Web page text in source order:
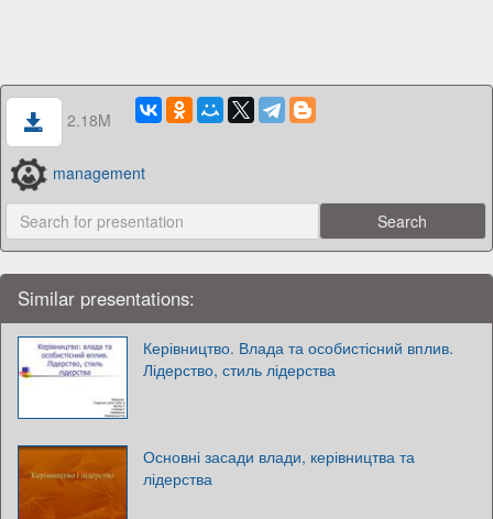
2.18M
management
Similar presentations:
Керівництво. Влада та особистісний вплив.
Лідерство, стиль лідерства
Основні засади влади, керівництва та
лідерства